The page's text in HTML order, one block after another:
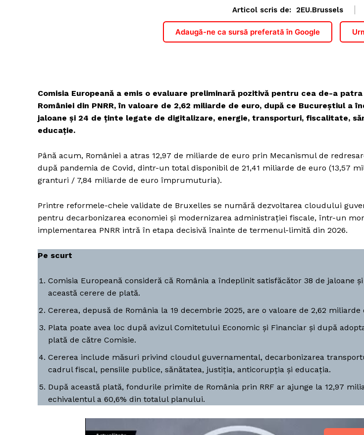
Articol scris de: 2EU.Brussels
Adaugă-ne ca sursă preferată în Google
Comisia Europeană a emis o evaluare preliminară pozitivă pentru cea de-a
României din PNRR, în valoare de 2,62 miliarde de euro, după ce Bucureștiul a
jaloane și 24 de ținte legate de digitalizare, energie, transporturi, fiscalitate,
educație.
Până acum, României a atras 12,97 de miliarde de euro prin Mecanismul de
după pandemia de Covid, dintr-un total disponibil de 21,41 miliarde de euro (13,57
granturi / 7,84 miliarde de euro împrumuturia).
Printre reformele-cheie validate de Bruxelles se numără dezvoltarea cloudului
pentru decarbonizarea economiei și modernizarea administrației fiscale, într-un
implementarea PNRR intră în etapa decisivă înainte de termenul-limită din 2026.
Pe scurt
Comisia Europeană consideră că România a îndeplinit satisfăcător 38 de jaloane
această cerere de plată.
Cererea, depusă de România la 19 decembrie 2025, are o valoare de 2,62 miliarde
Plata poate avea loc după avizul Comitetului Economic și Financiar și după
plată de către Comisie.
Cererea include măsuri privind cloudul guvernamental, decarbonizarea
cadrul fiscal, pensiile publice, sănătatea, justiția, anticorupția și educația.
După această plată, fondurile primite de România prin RRF ar ajunge la 12,97
echivalentul a 60,6% din totalul planului.